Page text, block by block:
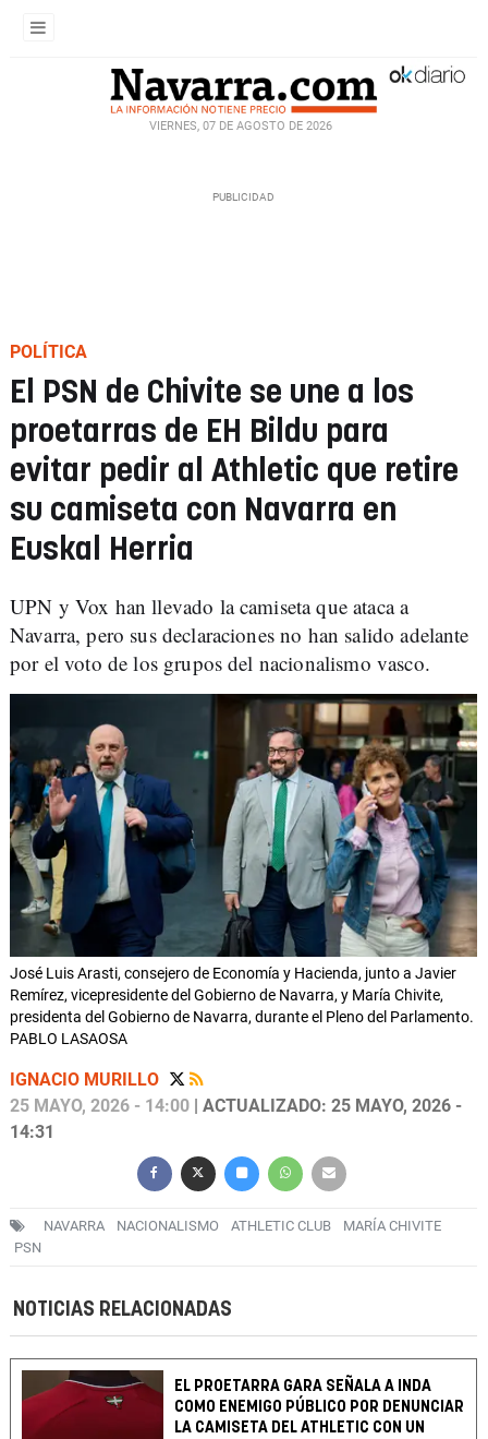
VIERNES, 07 DE AGOSTO DE 2026
POLÍTICA
El PSN de Chivite se une a los
proetarras de EH Bildu para
evitar pedir al Athletic que retire
su camiseta con Navarra en
Euskal Herria
UPN y Vox han llevado la camiseta que ataca a
Navarra, pero sus declaraciones no han salido adelante
por el voto de los grupos del nacionalismo vasco.
José Luis Arasti, consejero de Economía y Hacienda, junto a Javier
Remírez, vicepresidente del Gobierno de Navarra, y María Chivite,
presidenta del Gobierno de Navarra, durante el Pleno del Parlamento.
PABLO LASAOSA
IGNACIO MURILLO
25 MAYO, 2026 - 14:00 | ACTUALIZADO: 25 MAYO, 2026 -
14:31
NAVARRA NACIONALISMO ATHLETIC CLUB
MARÍA CHIVITE
PSN
NOTICIAS RELACIONADAS
EL PROETARRA GARA SEÑALA A INDA
COMO ENEMIGO PÚBLICO POR DENUNCIAR
LA CAMISETA DEL ATHLETIC CON UN